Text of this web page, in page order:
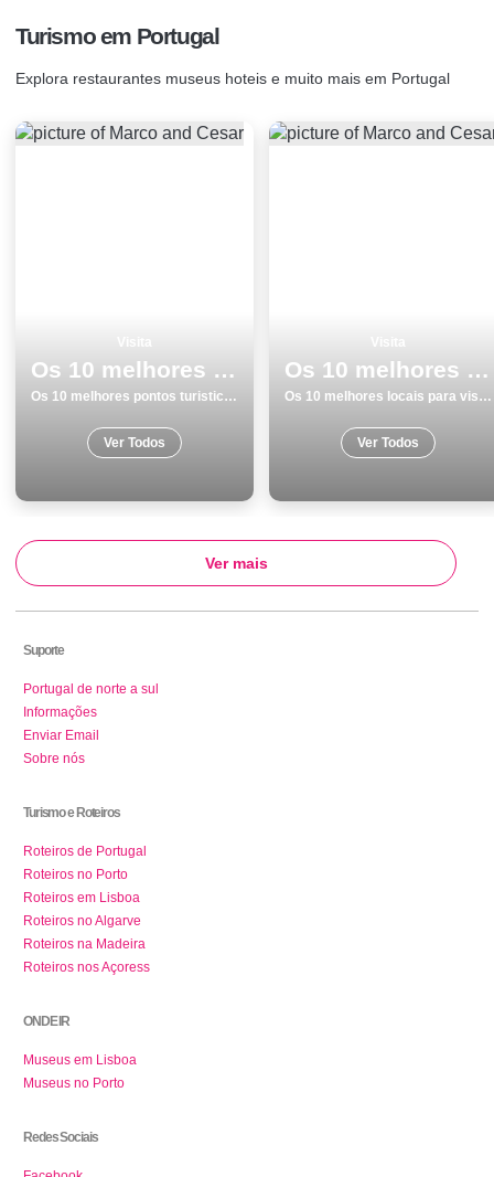
Turismo em Portugal
Explora restaurantes museus hoteis e muito mais em Portugal
Os 10 melhores pontos turisticos para visitar em Lisboa
Os 10 melhores pontos turisticos para visitar em Lisboa
Ver Todos
Os 10 melhores locais para visitar em Faro
Os 10 melhores locais para visitar em Faro
Ver Todos
Ver mais
Suporte
Portugal de norte a sul
Informações
Enviar Email
Sobre nós
Turismo e Roteiros
Roteiros de Portugal
Roteiros no Porto
Roteiros em Lisboa
Roteiros no Algarve
Roteiros na Madeira
Roteiros nos Açoress
ONDE IR
Museus em Lisboa
Museus no Porto
Redes Sociais